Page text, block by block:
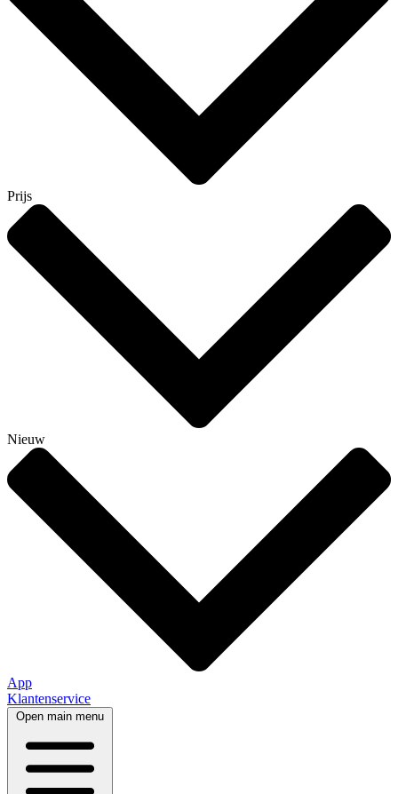
Prijs
Nieuw
App
Klantenservice
Open main menu